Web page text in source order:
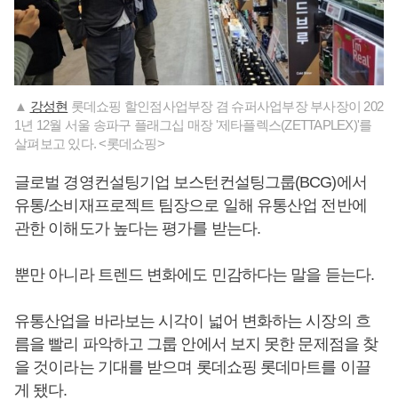
▲ 강성현 롯데쇼핑 할인점사업부장 겸 슈퍼사업부장 부사장이 202
1년 12월 서울 송파구 플래그십 매장 '제타플렉스(ZETTAPLEX)'를
살펴보고 있다. <롯데쇼핑>
글로벌 경영컨설팅기업 보스턴컨설팅그룹(BCG)에서
유통/소비재프로젝트 팀장으로 일해 유통산업 전반에
관한 이해도가 높다는 평가를 받는다.
뿐만 아니라 트렌드 변화에도 민감하다는 말을 듣는다.
유통산업을 바라보는 시각이 넓어 변화하는 시장의 흐
름을 빨리 파악하고 그룹 안에서 보지 못한 문제점을 찾
을 것이라는 기대를 받으며 롯데쇼핑 롯데마트를 이끌
게 됐다.